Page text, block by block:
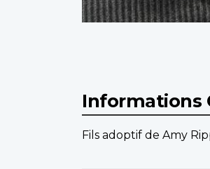
Informations
Fils adoptif de Amy